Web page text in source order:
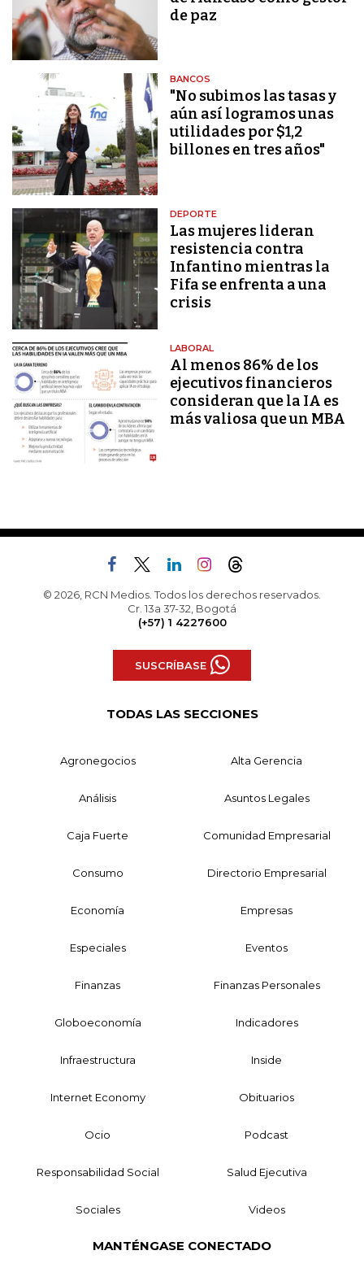
de paz
BANCOS
"No subimos las tasas y
aún así logramos unas
utilidades por $1,2
billones en tres años"
DEPORTE
Las mujeres lideran
resistencia contra
Infantino mientras la
Fifa se enfrenta a una
crisis
LABORAL
Al menos 86% de los
ejecutivos financieros
consideran que la IA es
más valiosa que un MBA
© 2026, RCN Medios. Todos los derechos reservados.
Cr. 13a 37-32, Bogotá
(+57) 1 4227600
SUSCRÍBASE
TODAS LAS SECCIONES
Agronegocios Alta Gerencia
Análisis Asuntos Legales
Caja Fuerte Comunidad Empresarial
Consumo Directorio Empresarial
Economía Empresas
Especiales Eventos
Finanzas Finanzas Personales
Globoeconomía Indicadores
Infraestructura Inside
Internet Economy Obituarios
Ocio Podcast
Responsabilidad Social Salud Ejecutiva
Sociales Videos
MANTÉNGASE CONECTADO